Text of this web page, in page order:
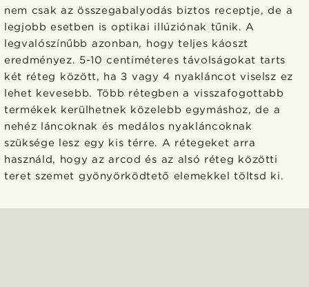
nem csak az összegabalyodás biztos receptje, de a
legjobb esetben is optikai illúziónak tűnik. A
legvalószínűbb azonban, hogy teljes káoszt
eredményez. 5-10 centiméteres távolságokat tarts
két réteg között, ha 3 vagy 4 nyakláncot viselsz ez
lehet kevesebb. Több rétegben a visszafogottabb
termékek kerülhetnek közelebb egymáshoz, de a
nehéz láncoknak és medálos nyakláncoknak
szüksége lesz egy kis térre. A rétegeket arra
használd, hogy az arcod és az alsó réteg közötti
teret szemet gyönyörködtető elemekkel töltsd ki.